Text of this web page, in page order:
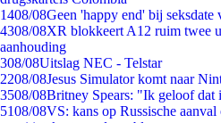
1408/08Geen 'happy end' bij
4308/08XR blokkeert A12 ruim twee
aanhouding
308/08Uitslag NEC - Telstar
2208/08Jesus Simulator komt naar
3508/08Britney Spears: "Ik geloof dat
5108/08VS: kans op Russische